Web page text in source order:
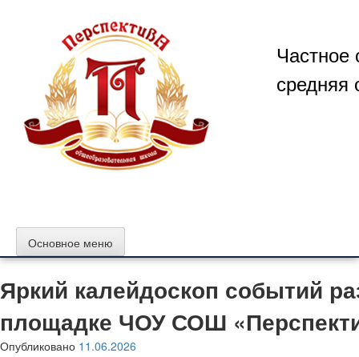
содержимому
Частное
средняя
Основное меню
Яркий калейдоскоп событий
площадке ЧОУ СОШ
Опубликовано 11.06.2026